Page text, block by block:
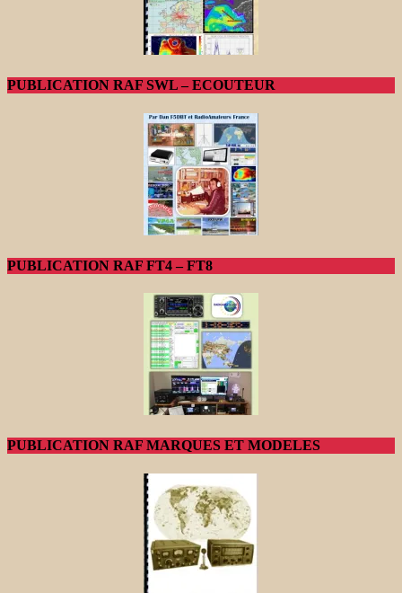
PUBLICATION RAF SWL – ECOUTEUR
PUBLICATION RAF FT4 – FT8
PUBLICATION RAF MARQUES ET MODELES